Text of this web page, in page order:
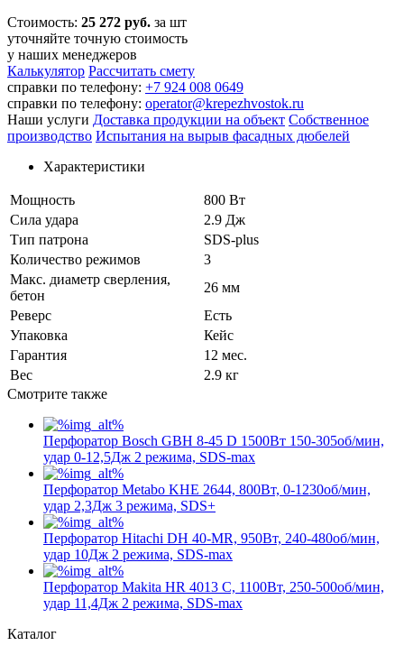
Стоимость: 25 272 руб. за шт
уточняйте точную стоимость
у наших менеджеров
Калькулятор Рассчитать смету
справки по телефону: +7 924 008 0649
справки по телефону: operator@krepezhvostok.ru
Наши услуги Доставка продукции на объект Собственное
производство Испытания на вырыв фасадных дюбелей
Характеристики
Мощность
800 Вт
Сила удара
2.9 Дж
Тип патрона
SDS-plus
Количество режимов
3
Макс. диаметр сверления,
бетон
26 мм
Реверс
Есть
Упаковка
Кейс
Гарантия
12 мес.
Вес
2.9 кг
Смотрите также
Перфоратор Bosch GBH 8-45 D 1500Вт 150-305об/мин,
удар 0-12,5Дж 2 режима, SDS-max
Перфоратор Metabo KHE 2644, 800Вт, 0-1230об/мин,
удар 2,3Дж 3 режима, SDS+
Перфоратор Hitachi DH 40-MR, 950Вт, 240-480об/мин,
удар 10Дж 2 режима, SDS-max
Перфоратор Makita HR 4013 С, 1100Вт, 250-500об/мин,
удар 11,4Дж 2 режима, SDS-max
Каталог